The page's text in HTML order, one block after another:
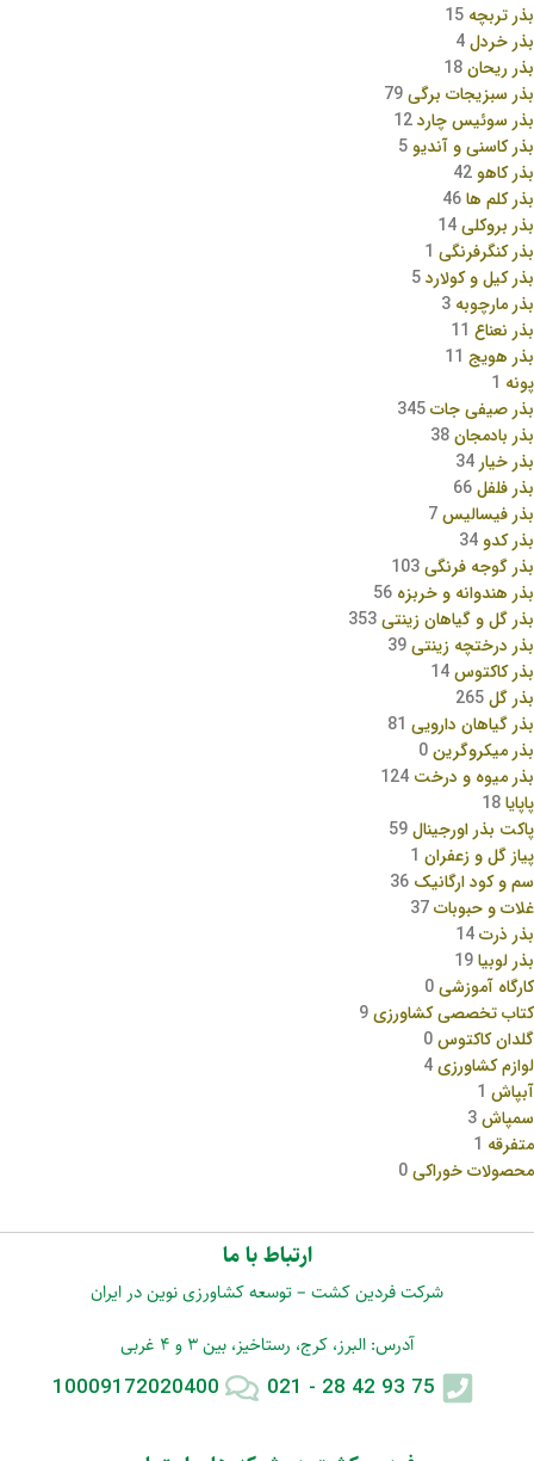
بذر تربچه 15
بذر خردل4
بذر ریحان18
بذر سبزیجات برگی79
بذر سوئیس چارد12
بذر کاسنی و آندیو 5
بذر کاهو 42
بذر کلم ها46
بذر بروکلی14
بذر کنگرفرنگی 1
بذر کیل و کولارد5
بذر مارچوبه 3
بذر نعناع 11
بذر هویج 11
پونه 1
بذر صیفی جات345
بذر بادمجان38
بذر خیار 34
بذر فلفل66
بذر فیسالیس7
بذر کدو 34
بذر گوجه فرنگی103
بذر هندوانه و خربزه 56
بذر گل و گیاهان زینتی353
بذر درختچه زینتی39
بذر کاکتوس14
بذر گل265
بذر گیاهان دارویی 81
بذر میکروگرین0
بذر میوه و درخت 124
پاپایا18
پاکت بذر اورجینال59
پیاز گل و زعفران 1
سم و کود ارگانیک 36
غلات و حبوبات37
بذر ذرت14
بذر لوبیا19
کارگاه آموزشی0
کتاب تخصصی کشاورزی9
گلدان کاکتوس0
لوازم کشاورزی4
آبپاش 1
سمپاش3
متفرقه 1
محصولات خوراکی0
ارتباط با ما
شرکت فردین کشت – توسعه کشاورزی نوین در ایران
آدرس: البرز، کرج، رستاخیز، بین 3 و 4 غربی
75 93 42 28 - 021
10009172020400